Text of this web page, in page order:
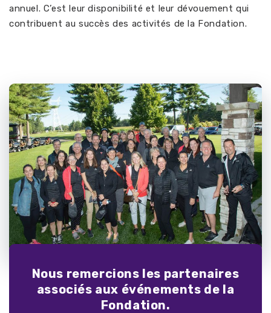
annuel. C’estleur disponibilité et leur dévouement qui
contribuent au succès des activités de la Fondation.
Nous remercions les partenaires
associés aux événements de la
Fondation.